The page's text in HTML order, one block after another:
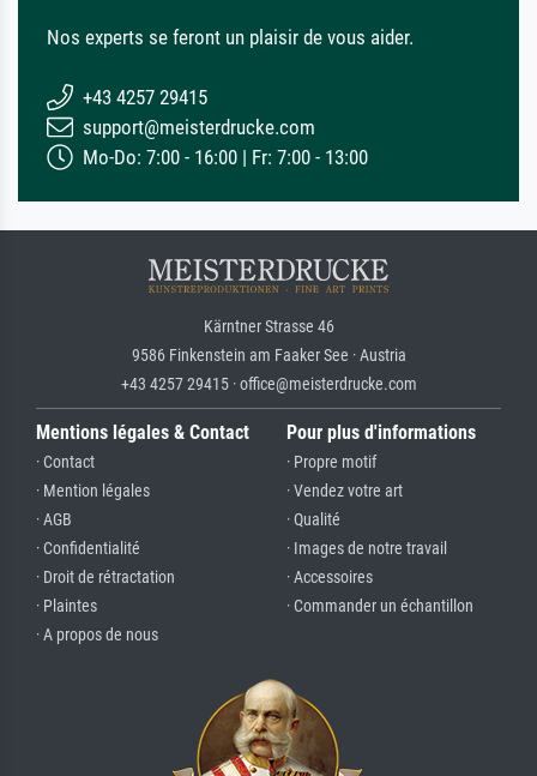
Nos experts se feront un plaisir de vous aider.
+43 4257 29415
support@meisterdrucke.com
Mo-Do: 7:00 - 16:00 | Fr: 7:00 - 13:00
Kärntner Strasse 46
9586 Finkenstein am Faaker See · Austria
+43 4257 29415 · office@meisterdrucke.com
Mentions légales & Contact
· Contact
· Mention légales
· AGB
· Confidentialité
· Droit de rétractation
· Plaintes
· A propos de nous
Pour plus d'informations
· Propre motif
· Vendez votre art
· Qualité
· Images de notre travail
· Accessoires
· Commander un échantillon